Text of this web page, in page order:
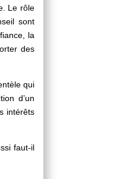
Le rôle
sont
la
des
qui
d’un
intérêts
faut-il